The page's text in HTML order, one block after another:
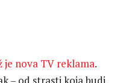
je nova TV reklama.